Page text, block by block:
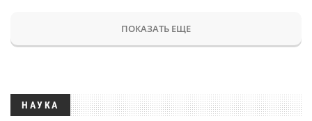
ПОКАЗАТЬ ЕЩЕ
НАУКА